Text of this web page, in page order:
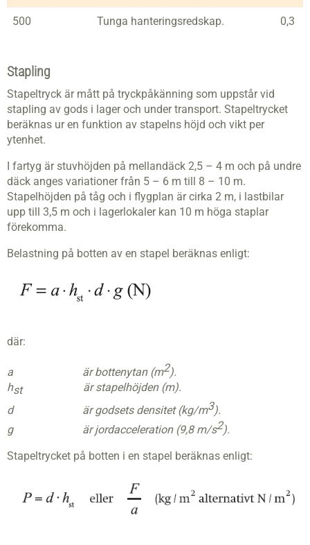
500 Tunga hanteringsredskap. 0,3
Stapling
Stapeltryck är mått på tryckpåkänning som uppstår vid
stapling av gods i lager och under transport. Stapeltrycket
beräknas ur en funktion av stapelns höjd och vikt per
ytenhet.
I fartyg är stuvhöjden på mellandäck 2,5 – 4 m och på undre
däck anges variationer från 5 – 6 m till 8 – 10 m.
Stapelhöjden på tåg och i flygplan är cirka 2 m, i lastbilar
upp till 3,5 m och i lagerlokaler kan 10 m höga staplar
förekomma.
Belastning på botten av en stapel beräknas enligt:
där:
a är bottenytan (m2).
hstär stapelhöjden (m).
d är godsets densitet (kg/m3).
g är jordacceleration (9,8 m/s2).
Stapeltrycket på botten i en stapel beräknas enligt: